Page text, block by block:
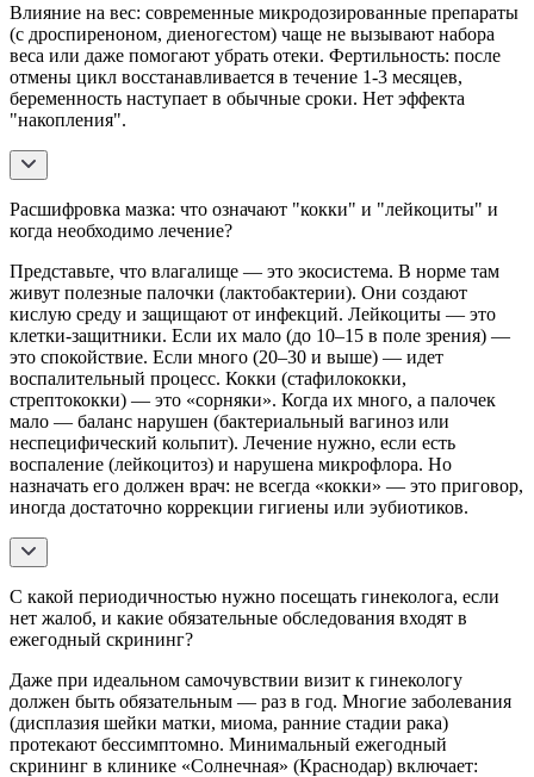
Влияние на вес: современные микродозированные препараты
(с дроспиреноном, диеногестом) чаще не вызывают набора
веса или даже помогают убрать отеки. Фертильность: после
отмены цикл восстанавливается в течение 1-3 месяцев,
беременность наступает в обычные сроки. Нет эффекта
"накопления".
Расшифровка мазка: что означают "кокки" и "лейкоциты" и
когда необходимо лечение?
Представьте, что влагалище — это экосистема. В норме там
живут полезные палочки (лактобактерии). Они создают
кислую среду и защищают от инфекций. Лейкоциты — это
клетки-защитники. Если их мало (до 10–15 в поле зрения) —
это спокойствие. Если много (20–30 и выше) — идет
воспалительный процесс. Кокки (стафилококки,
стрептококки) — это «сорняки». Когда их много, а палочек
мало — баланс нарушен (бактериальный вагиноз или
неспецифический кольпит). Лечение нужно, если есть
воспаление (лейкоцитоз) и нарушена микрофлора. Но
назначать его должен врач: не всегда «кокки» — это приговор,
иногда достаточно коррекции гигиены или эубиотиков.
С какой периодичностью нужно посещать гинеколога, если
нет жалоб, и какие обязательные обследования входят в
ежегодный скрининг?
Даже при идеальном самочувствии визит к гинекологу
должен быть обязательным — раз в год. Многие заболевания
(дисплазия шейки матки, миома, ранние стадии рака)
протекают бессимптомно. Минимальный ежегодный
скрининг в клинике «Солнечная» (Краснодар) включает: